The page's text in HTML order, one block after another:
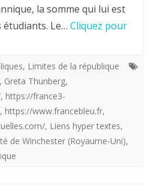
la somme qui lui est
étudiants. Le… Cliquez pour
, Limites de la république
, Greta Thunberg,
, https://france3-
, https://www.francebleu.fr,
, Liens hyper textes,
de Winchester (Royaume-Uni),